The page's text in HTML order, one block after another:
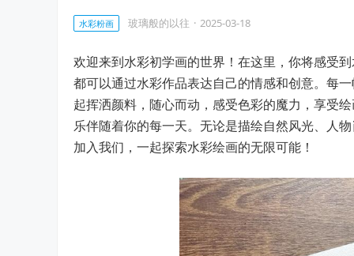
水彩粉画 玻璃般的以往 · 2025-03-18
欢迎来到水彩初学画的世界！在这里，你将感受
都可以通过水彩作品表达自己的情感和创意。每
起挥洒颜料，随心而动，感受色彩的魔力，享受
乐伴随着你的每一天。无论是描绘自然风光、人
加入我们，一起探索水彩绘画的无限可能！